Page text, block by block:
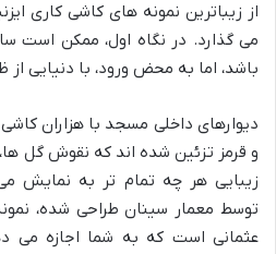
از زیباترین نمونه های کاشی کاری
می گذارد. در نگاه اول، ممکن است
باشد، اما به محض ورود، با دنیایی
دیوارهای داخلی مسجد با هزاران
و قرمز تزئین شده اند که نقوش گل
زیبایی هر چه تمام تر به نمایش
توسط معمار سینان طراحی شده،
عثمانی است که به شما اجازه می